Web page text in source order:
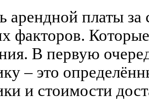
арендной платы
факторов.
В первую
– это
и стоимости